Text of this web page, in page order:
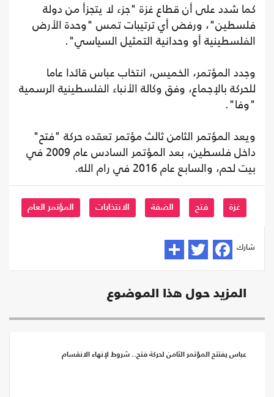
كما شدد على أن قطاع غزة "جزء لا يتجزأ من دولة
فلسطين"، ورفض أي ترتيبات تمس "وحدة الأرض
الفلسطينية أو وحدانية التمثيل السياسي".
وجدد المؤتمر، الخميس، انتخاب عباس قائدا عاما
للحركة بالإجماع، وفق وكالة الأنباء الفلسطينية الرسمية
"وفا".
ويعد المؤتمر الثامن ثالث مؤتمر تعقده حركة "فتح"
داخل فلسطين، بعد المؤتمر السادس عام 2009 في
بيت لحم، والسابع عام 2016 في رام الله.
غزة فتح الضفة الانتخابات المؤتمر العام
شارك
المزيد حول هذا الموضوع
عباس يفتتح المؤتمر الثامن لحركة فتح.. شروط لإنهاء الانقسام